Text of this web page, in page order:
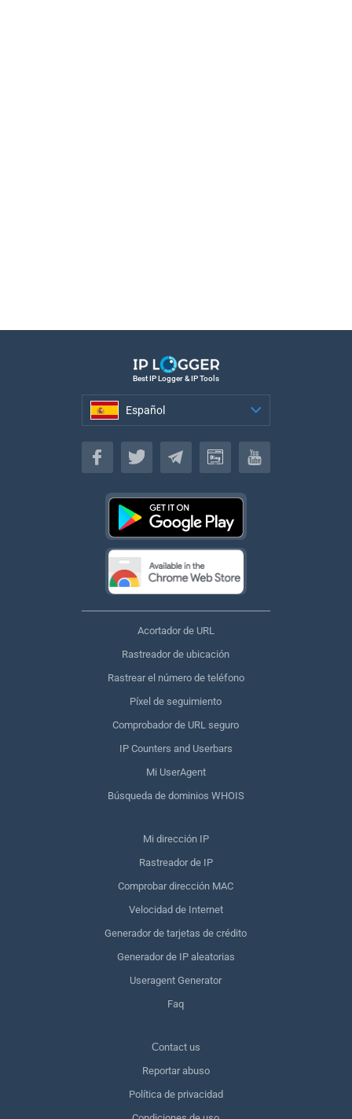
Best IP Logger & IP Tools
Español
Español
Acortador de URL
Rastreador de ubicación
Rastrear el número de teléfono
Píxel de seguimiento
Comprobador de URL seguro
IP Counters and Userbars
Mi UserAgent
Búsqueda de dominios WHOIS
Mi dirección IP
Rastreador de IP
Comprobar dirección MAC
Velocidad de Internet
Generador de tarjetas de crédito
Generador de IP aleatorias
Useragent Generator
Faq
Сontact us
Reportar abuso
Política de privacidad